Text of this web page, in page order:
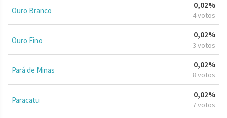
Ouro Branco
0,02%
4 votos
Ouro Fino
0,02%
3 votos
Pará de Minas
0,02%
8 votos
Paracatu
0,02%
7 votos